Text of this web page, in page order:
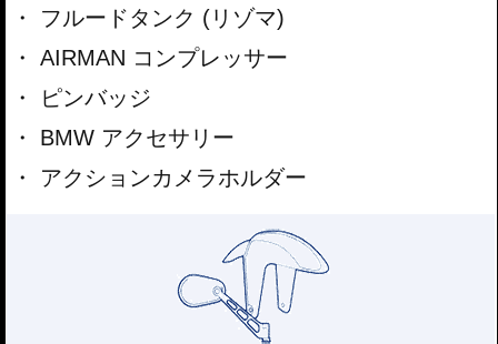
フルードタンク (リゾマ)
AIRMAN コンプレッサー
ピンバッジ
BMW アクセサリー
アクションカメラホルダー